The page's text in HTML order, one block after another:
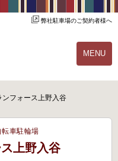
弊社駐車場のご契約者様へ
MENU
ご契約の流れ
駐輪場オーナー様へ
ンフォース上野入谷
転車駐輪場
上野入谷